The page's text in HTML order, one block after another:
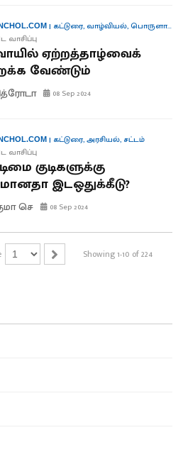
| கட்டுரை, வாழ்வியல்,பொருளாதாரம்
வாசிப்பு
ஏற்றத்தாழ்வைக்
வேண்டும்
08 Sep 2024
| கட்டுரை,அரசியல், சட்டம்
வாசிப்பு
குடிகளுக்கு
இடஒதுக்கீடு?
செ 08 Sep 2024
Showing 1-10 of 224